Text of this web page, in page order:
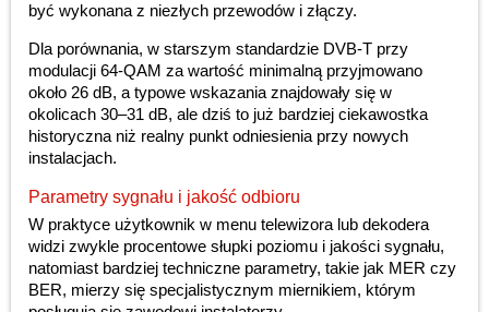
być wykonana z niezłych przewodów i złączy.
Dla porównania, w starszym standardzie DVB-T przy
modulacji 64-QAM za wartość minimalną przyjmowano
około 26 dB, a typowe wskazania znajdowały się w
okolicach 30–31 dB, ale dziś to już bardziej ciekawostka
historyczna niż realny punkt odniesienia przy nowych
instalacjach.
Parametry sygnału i jakość odbioru
W praktyce użytkownik w menu telewizora lub dekodera
widzi zwykle procentowe słupki poziomu i jakości sygnału,
natomiast bardziej techniczne parametry, takie jak MER czy
BER, mierzy się specjalistycznym miernikiem, którym